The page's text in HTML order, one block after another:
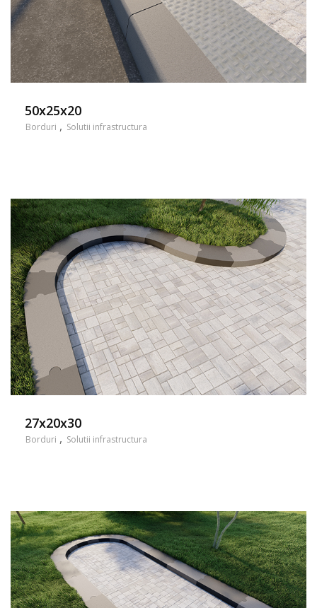
50x25x20
Borduri Solutii infrastructura
27x20x30
Borduri Solutii infrastructura